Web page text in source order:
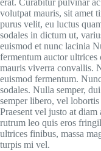
erat. Curabitur pulvinar
volutpat mauris, sit amet
purus velit, eu luctus
sodales in dictum ut,
euismod et nunc lacinia
fermentum auctor ultrices
mauris viverra convallis.
euismod fermentum.
sodales. Nulla semper,
semper libero, vel
Praesent vel justo at
rutrum leo quis eros
ultrices finibus, massa
turpis mi vel.